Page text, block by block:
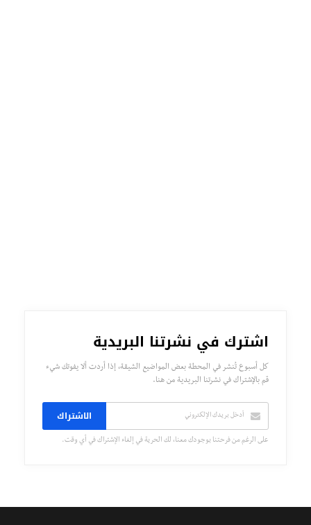
اشترك في نشرتنا البريدية
كل أسبوع تُنشر في المحطة بعض المواضيع الشيقة، إذا أردت ألا يفوتك شيء
قم بالإشتراك في نشرتنا البريدية من هنا.
الاشتراك
على الرغم من فرحتنا بوجودك معنا، لك الحرية في إلغاء الإشتراك في أي وقت.